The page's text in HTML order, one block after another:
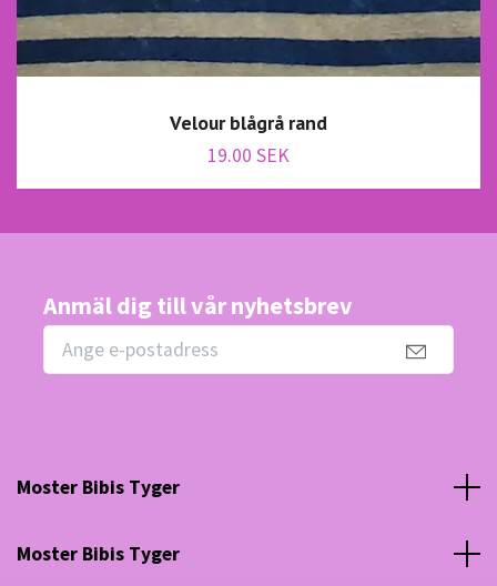
Velour blågrå rand
19.00 SEK
Anmäl dig till vår nyhetsbrev
Moster Bibis Tyger
Moster Bibis Tyger